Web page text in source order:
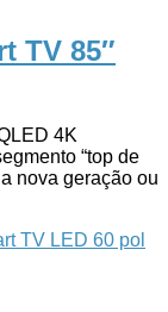
TV 85″
4K
“top de
nova geração ou